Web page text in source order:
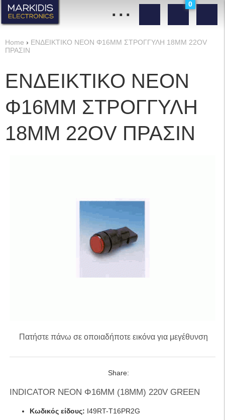
0
...
Home › ΕΝΔΕΙΚΤΙΚΟ ΝΕΟΝ Φ16ΜΜ ΣΤΡΟΓΓΥΛΗ 18ΜΜ 22OV
ΠΡΑΣΙΝ
ΕΝΔΕΙΚΤΙΚΟ ΝΕΟΝ
Φ16ΜΜ ΣΤΡΟΓΓΥΛΗ
18ΜΜ 22OV ΠΡΑΣΙΝ
Πατήστε πάνω σε οποιαδήποτε εικόνα για μεγέθυνση
Share:
INDICATOR NEON Φ16ΜΜ (18ΜΜ) 220V GREEN
Κωδικός είδους: I49RT-T16PR2G